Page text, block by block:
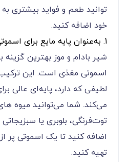
‌توانید طعم و فواید بیشتری
خود اضافه کنید.
1. به‌عنوان پایه مایع برای اسموتی‌ها و اسموتی بول‌ها
شیر بادام و موز بهترین گزینه
اسموتی مغذی است. این
لطیفی که دارد، پایه‌ای عالی
می‌کند. شما می‌توانید میوه‌
توت‌فرنگی، بلوبری یا
اضافه کنید تا یک اسموتی پر
تهیه کنید.